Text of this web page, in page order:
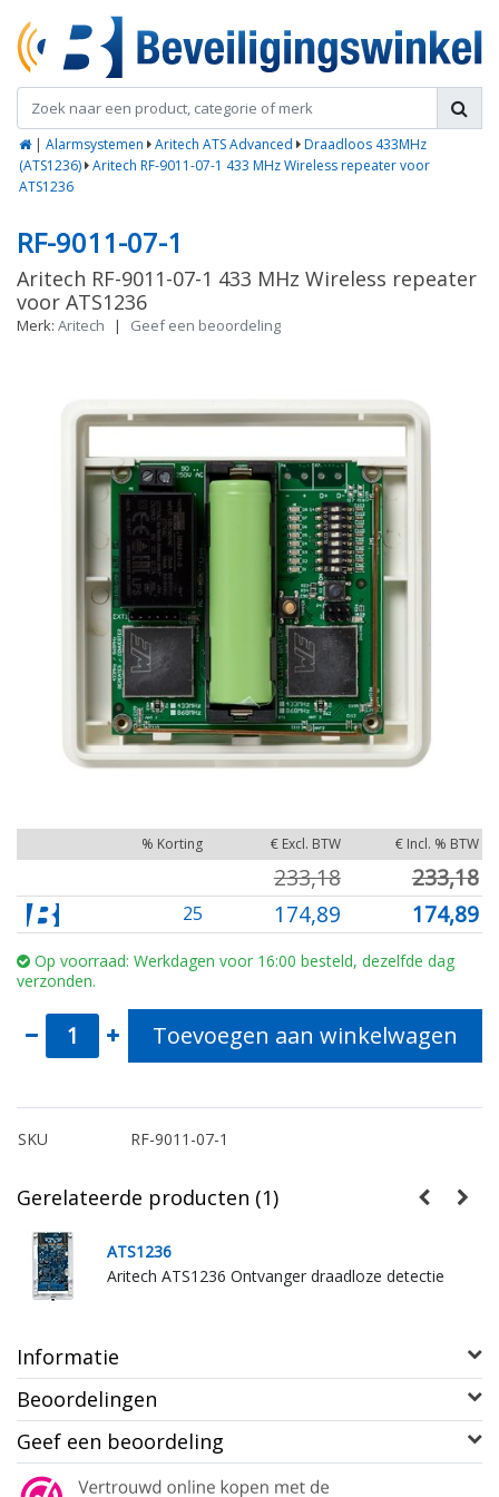
| Alarmsystemen Aritech ATS Advanced
Draadloos 433MHz
(ATS1236) Aritech RF-9011-07-1 433 MHz Wireless repeater voor
ATS1236
RF-9011-07-1
Aritech RF-9011-07-1 433 MHz Wireless repeater
voor ATS1236
Merk: Aritech | Geef een beoordeling
% Korting € Excl. BTW € Incl. % BTW
233,18 233,18
25 174,89 174,89
Op voorraad: Werkdagen voor 16:00 besteld, dezelfde dag
verzonden.
Toevoegen aan winkelwagen
SKU RF-9011-07-1
Gerelateerde producten (1)
ATS1236
Aritech ATS1236 Ontvanger draadloze detectie
Informatie
Beoordelingen
Geef een beoordeling